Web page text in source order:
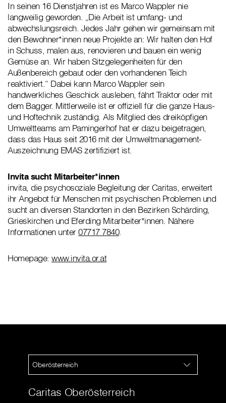
In seinen 16 Dienstjahren ist es Marco Wappler nie
langweilig geworden. „Die Arbeit ist umfang- und
abwechslungsreich. Jedes Jahr gehen wir gemeinsam mit
den Bewohner*innen neue Projekte an: Wir halten den Hof
in Schuss, malen aus, renovieren und bauen ein wenig
Gemüse an. Wir haben Sitzgelegenheiten für den
Außenbereich gebaut oder den vorhandenen Teich
reaktiviert.“ Dabei kann Marco Wappler sein
handwerkliches Geschick ausleben, fährt Traktor oder mit
dem Bagger. Mittlerweile ist er offiziell für die ganze Haus-
und Hoftechnik zuständig. Als Mitglied des dreiköpfigen
Umweltteams am Pamingerhof hat er dazu beigetragen,
dass das Haus seit 2016 mit der Umweltmanagement-
Auszeichnung EMAS zertifiziert ist.
Invita sucht Mitarbeiter*innen
invita, die psychosoziale Begleitung der Caritas, erweitert
ihr Angebot für Menschen mit psychischen Problemen und
sucht an diversen Standorten in den Bezirken Schärding,
Grieskirchen und Eferding Mitarbeiter*innen. Nähere
Informationen unter07717 7840.
Homepage: www.invita.or.at
Oberösterreich
Caritas Oberösterreich